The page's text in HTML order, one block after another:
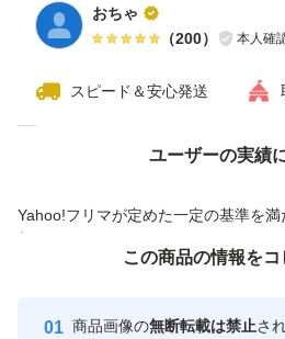
おちゃ
（200） 本人確
スピード＆安心発送
ユーザーの実績
Yahoo!フリマが定めた一定の基準を
付与しています
安心取引出品者
心・
価格の相談
この商品の情報を
商品画像の無断転載は禁止さ
この商品をみている人にオススメ